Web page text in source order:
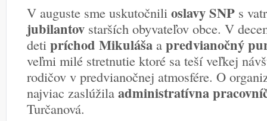
V auguste sme uskutočnili oslavy SNPs
jubilantovstarších obyvateľov obce. V
deti príchod Mikulášaa predvianočný
veľmi milé stretnutie ktoré sa teší veľkej
rodičov v predvianočnej atmosfére. O
najviac zaslúžila administratívna
Turčanová.